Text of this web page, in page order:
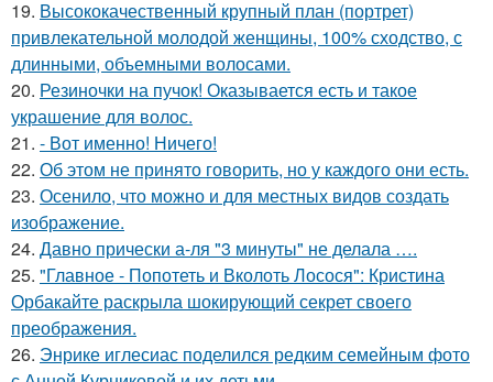
19. Высококачественный крупный план (портрет)
привлекательной молодой женщины, 100% сходство, с
длинными, объемными волосами.
20. Резиночки на пучок! Оказывается есть и такое
украшение для волос.
21. - Вот именно! Ничего!
22. Об этом не принято говорить, но у каждого они есть.
23. Осенило, что можно и для местных видов создать
изображение.
24. Давно прически а-ля "3 минуты" не делала ….
25. "Главное - Попотеть и Вколоть Лосося": Кристина
Орбакайте раскрыла шокирующий секрет своего
преображения.
26. Энрике иглесиас поделился редким семейным фото